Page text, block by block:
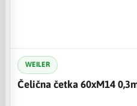
WEILER
Čelična četka 60xM14